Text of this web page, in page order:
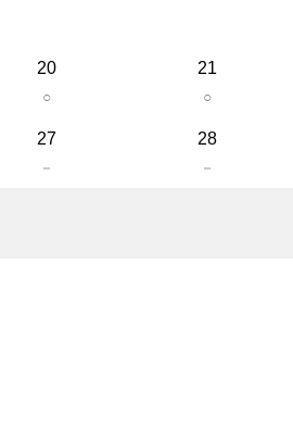
20
○
21
○
27
－
28
－